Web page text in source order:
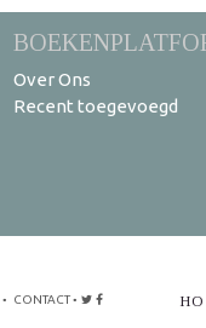
Over Ons
Recent toegevoegd
• CONTACT•